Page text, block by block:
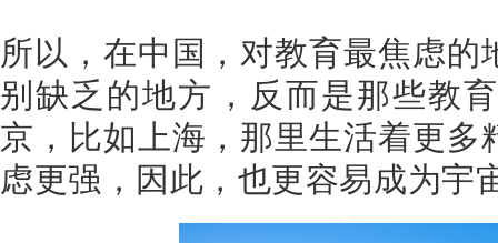
所以，在中国，对教育最焦虑
别缺乏的地方，反而是那些教
京，比如上海，那里生活着更
虑更强，因此，也更容易成为宇